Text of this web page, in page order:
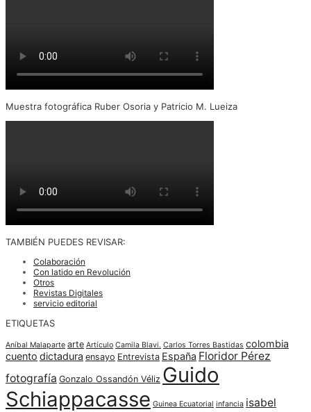
Muestra fotográfica Ruber Osoria y Patricio M. Lueiza
TAMBIÉN PUEDES REVISAR:
Colaboración
Con latido en Revolución
Otros
Revistas Digitales
servicio editorial
ETIQUETAS
Aníbal Malaparte arte Artículo Camila Blavi. Carlos Torres Bastidas colombia
cuento dictadura ensayo Entrevista España Floridor Pérez
fotografía Gonzalo Ossandón Véliz Guido
Schiappacasse Guinea Ecuatorial infancia isabel